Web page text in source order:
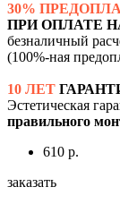
30%
ПРИ ОПЛАТЕ
безналичный
(100%-ная
10 ЛЕТ
Эстетическая
правильного
610 р.
заказать